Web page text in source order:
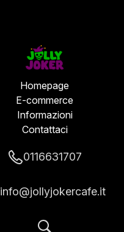
Homepage
E-commerce
Informazioni
Contattaci
0116631707
info@jollyjokercafe.it